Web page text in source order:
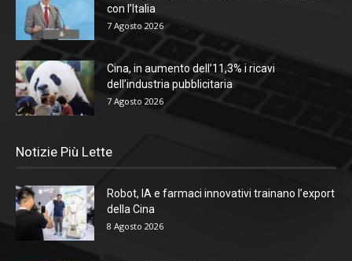
con l’Italia
7 Agosto 2026
Cina, in aumento dell’11,3% i ricavi
dell’industria pubblicitaria
7 Agosto 2026
Notizie Più Lette
Robot, IA e farmaci innovativi trainano l’export
della Cina
8 Agosto 2026